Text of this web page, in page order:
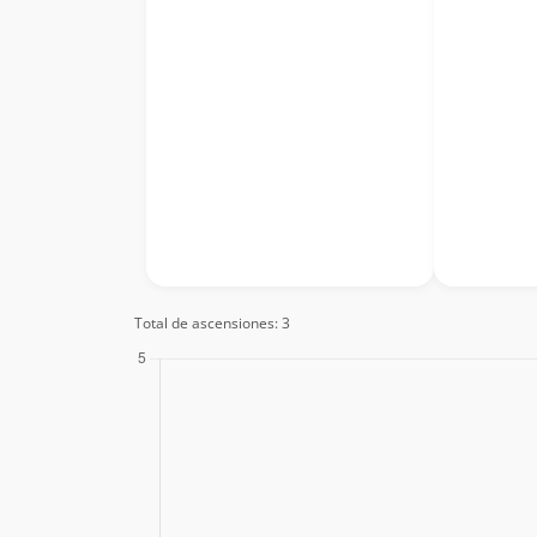
Total de ascensiones: 3